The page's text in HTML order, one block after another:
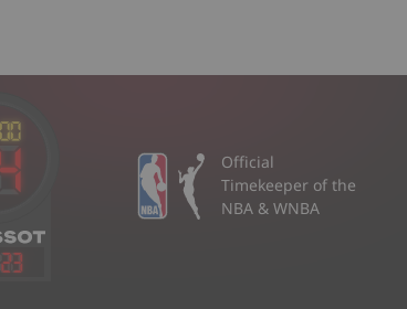
23
Official
Timekeeper of the
NBA & WNBA